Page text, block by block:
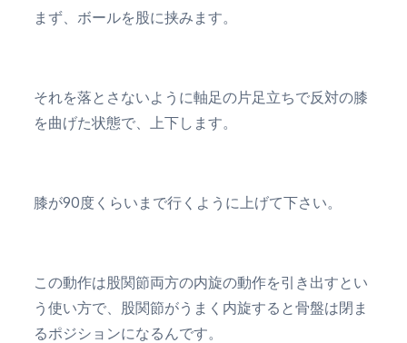
まず、ボールを股に挟みます。
それを落とさないように軸足の片足立ちで反対の膝
を曲げた状態で、上下します。
膝が90度くらいまで行くように上げて下さい。
この動作は股関節両方の内旋の動作を引き出すとい
う使い方で、股関節がうまく内旋すると骨盤は閉ま
るポジションになるんです。